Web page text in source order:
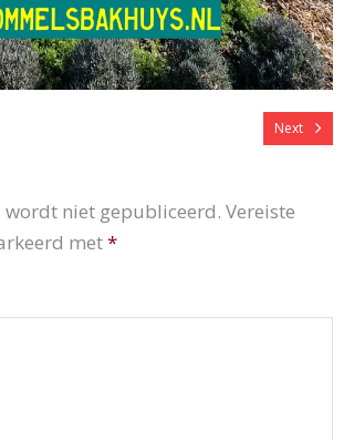
Next
niet gepubliceerd. Vereiste
met*